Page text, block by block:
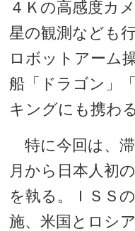
４Ｋの高感度カ
星の観測なども
ロボットアーム
船「ドラゴン」
キングにも携わ
特に今回は、
月から日本人初
を執る。ＩＳＳ
施、米国とロシ